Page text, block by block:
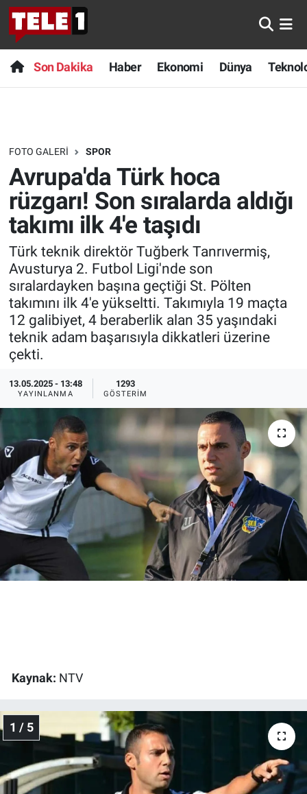
Son Dakika Haber Ekonomi Dünya
FOTO GALERI SPOR
Avrupa'da Türk hoca
rüzgarı! Son sıralarda aldığı
takımı ilk 4'e taşıdı
Türk teknik direktör Tuğberk Tanrıvermiş,
Avusturya 2. Futbol Ligi'nde son
sıralardayken başına geçtiği St. Pölten
takımını ilk 4'e yükseltti. Takımıyla 19 maçta
12 galibiyet, 4 beraberlik alan 35 yaşındaki
teknik adam başarısıyla dikkatleri üzerine
çekti.
13.05.2025 - 13:48
YAYINLANMA
1293
GÖSTERIM
Kaynak: NTV
1 / 5
Anında Manşet
Başka Sohbetler
Bilim turu
Bilim ve Teknoloji Evreni
Doğa Konuşuyor
Dünya
Ege Saati
Ege'den Esintiler
Ekonomi
Forum
Gerçeğin İzinde
Gün Başlıyor
Gün Bitiyor
Günün görüntüsü
Haber
Kimdir
Son Dakika
Haber
Dünya
Teknoloji
Sağlık
Spor
Yayın Akışı
İletişim
Nöbetçi Eczaneler
Hava Durumu
Trafik Durumu
Süper Lig Puan Durumu ve Fikstür
Tüm Manşetler
Son Dakika Haberleri
Haber Arşivi